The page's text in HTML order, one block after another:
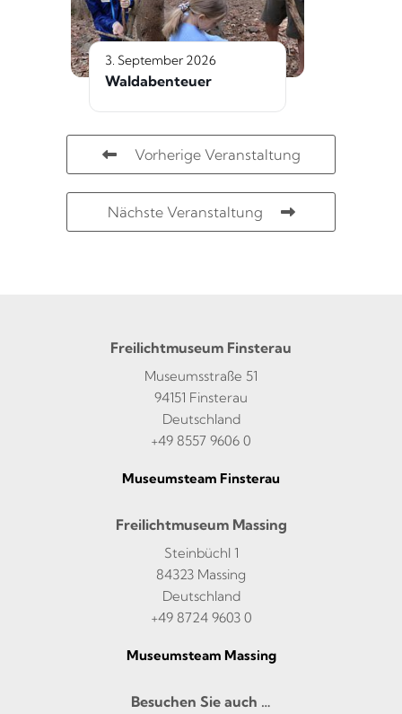
3. September 2026
Waldabenteuer
Vorherige Veranstaltung
Nächste Veranstaltung
Freilichtmuseum Finsterau
Museumsstraße 51
94151 Finsterau
Deutschland
+49 8557 9606 0
Museumsteam Finsterau
Freilichtmuseum Massing
Steinbüchl 1
84323 Massing
Deutschland
+49 8724 9603 0
Museumsteam Massing
Besuchen Sie auch …